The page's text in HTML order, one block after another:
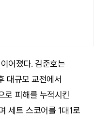
어졌다. 김준호는
대규모 교전에서
로 피해를 누적시킨
세트 스코어를 1대1로